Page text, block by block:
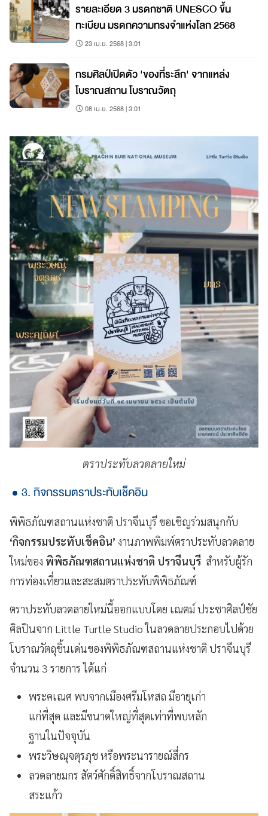
รายละเอียด 3 มรดกชาติ UNESCO ขึ้น
ทะเบียน มรดกความทรงจำแห่งโลก 2568
23 เม.ย. 2568 | 3:01
กรมศิลป์เปิดตัว 'ของที่ระลึก' จากแหล่ง
โบราณสถาน โบราณวัตถุ
08 เม.ย. 2568 | 3:01
ตราประทับลวดลายใหม่
3. กิจกรรมตราประทับเช็คอิน
พิพิธภัณฑสถานแห่งชาติ ปราจีนบุรี ขอเชิญร่วมสนุกกับ
‘กิจกรรมประทับเช็คอิน’ งานภาพพิมพ์ตราประทับลวดลาย
ใหม่ของ พิพิธภัณฑสถานแห่งชาติ ปราจีนบุรี สำหรับผู้รัก
การท่องเที่ยวและสะสมตราประทับพิพิธภัณฑ์
ตราประทับลวดลายใหม่นี้ออกแบบโดย เณตม์ ประชาศิลป์ชัย
ศิลปินจาก Little Turtle Studio ในลวดลายประกอบไปด้วย
โบราณวัตถุชิ้นเด่นของพิพิธภัณฑสถานแห่งชาติ ปราจีนบุรี
จำนวน 3 รายการ ได้แก่
พระคเณศ พบจากเมืองศรีมโหสถ มีอายุเก่า
แก่ที่สุด และมีขนาดใหญ่ที่สุดเท่าที่พบหลัก
ฐานในปัจจุบัน
พระวิษณุจตุรภุช หรือพระนารายณ์สี่กร
ลวดลายมกร สัตว์ศักดิ์สิทธิ์จากโบราณสถาน
สระแก้ว